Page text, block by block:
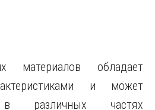
обладает
и может
в различных частях